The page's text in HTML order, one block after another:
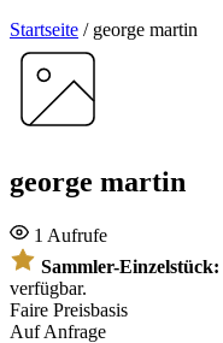
Startseite / george martin
george martin
1 Aufrufe
Sammler-Einzelstück:
verfügbar.
Faire Preisbasis
Auf Anfrage